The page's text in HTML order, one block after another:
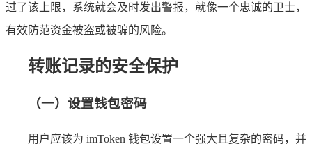
过了该上限，系统就会及时发出警报，就像一个忠诚的卫士，
有效防范资金被盗或被骗的风险。
转账记录的安全保护
（一）设置钱包密码
用户应该为 imToken 钱包设置一个强大且复杂的密码，并